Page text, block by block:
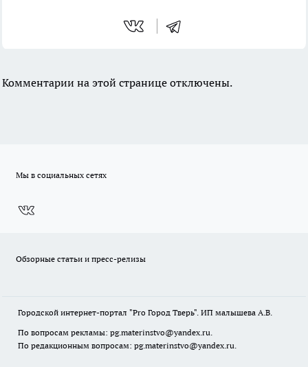
Комментарии на этой странице отключены.
Мы в социальных сетях
Обзорные статьи и пресс-релизы
Городской интернет-портал "Pro Город Тверь". ИП малышева А.В.
По вопросам рекламы: pg.materinstvo@yandex.ru.
По редакционным вопросам: pg.materinstvo@yandex.ru.